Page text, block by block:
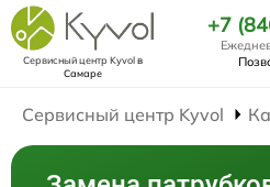
Сервисный центр Kyvolв
Самаре
+7
Сервисный центр Kyvol